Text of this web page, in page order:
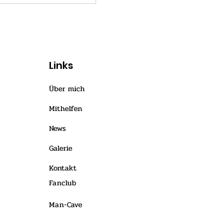
Hören......
Links
Über mich
Mithelfen
News
Galerie
Kontakt
Fanclub
Man-Cave